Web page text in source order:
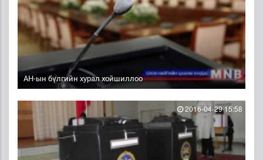
АН-ын бүлгийн хурал хойшиллоо
2016-04-29 15:58